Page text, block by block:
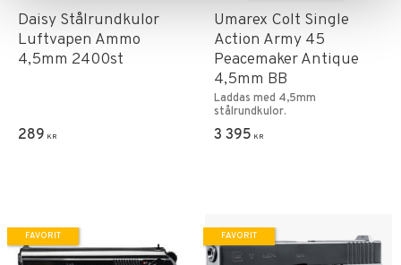
Daisy Stålrundkulor
Luftvapen Ammo
4,5mm 2400st
289 KR
Umarex Colt Single
Action Army 45
Peacemaker Antique
4,5mm BB
Laddas med 4,5mm
stålrundkulor.
3 395 KR
FAVORIT FAVORIT